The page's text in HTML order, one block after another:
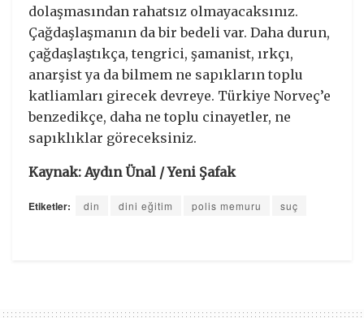
dolaşmasından rahatsız olmayacaksınız.
Çağdaşlaşmanın da bir bedeli var. Daha durun,
çağdaşlaştıkça, tengrici, şamanist, ırkçı,
anarşist ya da bilmem ne sapıkların toplu
katliamları girecek devreye. Türkiye Norveç’e
benzedikçe, daha ne toplu cinayetler, ne
sapıklıklar göreceksiniz.
Kaynak: Aydın Ünal / Yeni Şafak
Etiketler: din dini eğitim polis memuru suç